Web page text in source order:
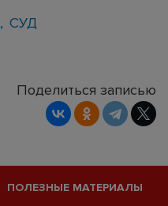
СУД
Поделиться записью
ПОЛЕЗНЫЕ МАТЕРИАЛЫ